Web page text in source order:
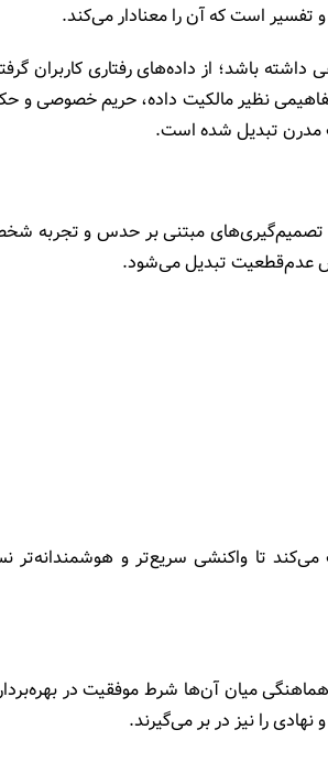
است که آن را معنادار می‌کند.
داشته باشد؛ از داده‌های رفتاری کاربران
نظیر مالکیت داده، حریم خصوصی و
مدرن تبدیل شده است.
مبتنی بر حدس و تجربه
عدم‌قطعیت تبدیل می‌شود.
می‌کند تا واکنشی سریع‌تر و
هماهنگی میان آن‌ها شرط موفقیت در
را نیز در بر می‌گیرند.